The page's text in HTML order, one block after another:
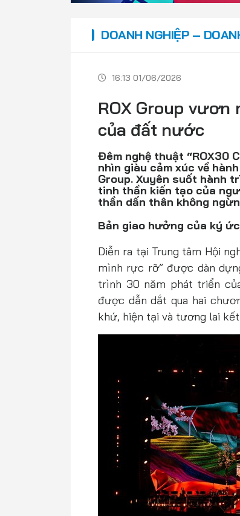
DOANH NGHIỆP –
16:13 01/06/2026
ROX Group
của đất nước
Đêm nghệ thuật “ROX30
nhìn giàu cảm xúc về
Group. Xuyên suốt hành
tinh thần kiến tạo của
thần dấn thân không
Bản giao hưởng của ký
Diễn ra tại Trung tâm Hội
mình rực rỡ” được dàn
trình 30 năm phát triển
được dẫn dắt qua hai
khứ, hiện tại và tương lai